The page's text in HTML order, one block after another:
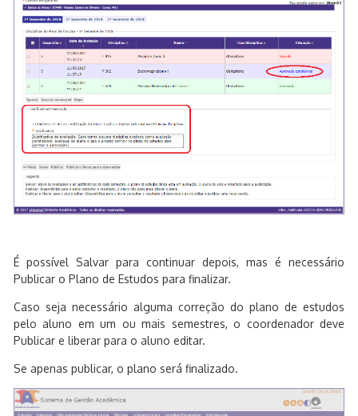
É possível Salvar para continuar depois, mas é necessário
Publicar o Plano de Estudos para finalizar.
Caso seja necessário alguma correção do plano de estudos
pelo aluno em um ou mais semestres, o coordenador deve
Publicar e liberar para o aluno editar.
Se apenas publicar, o plano será finalizado.